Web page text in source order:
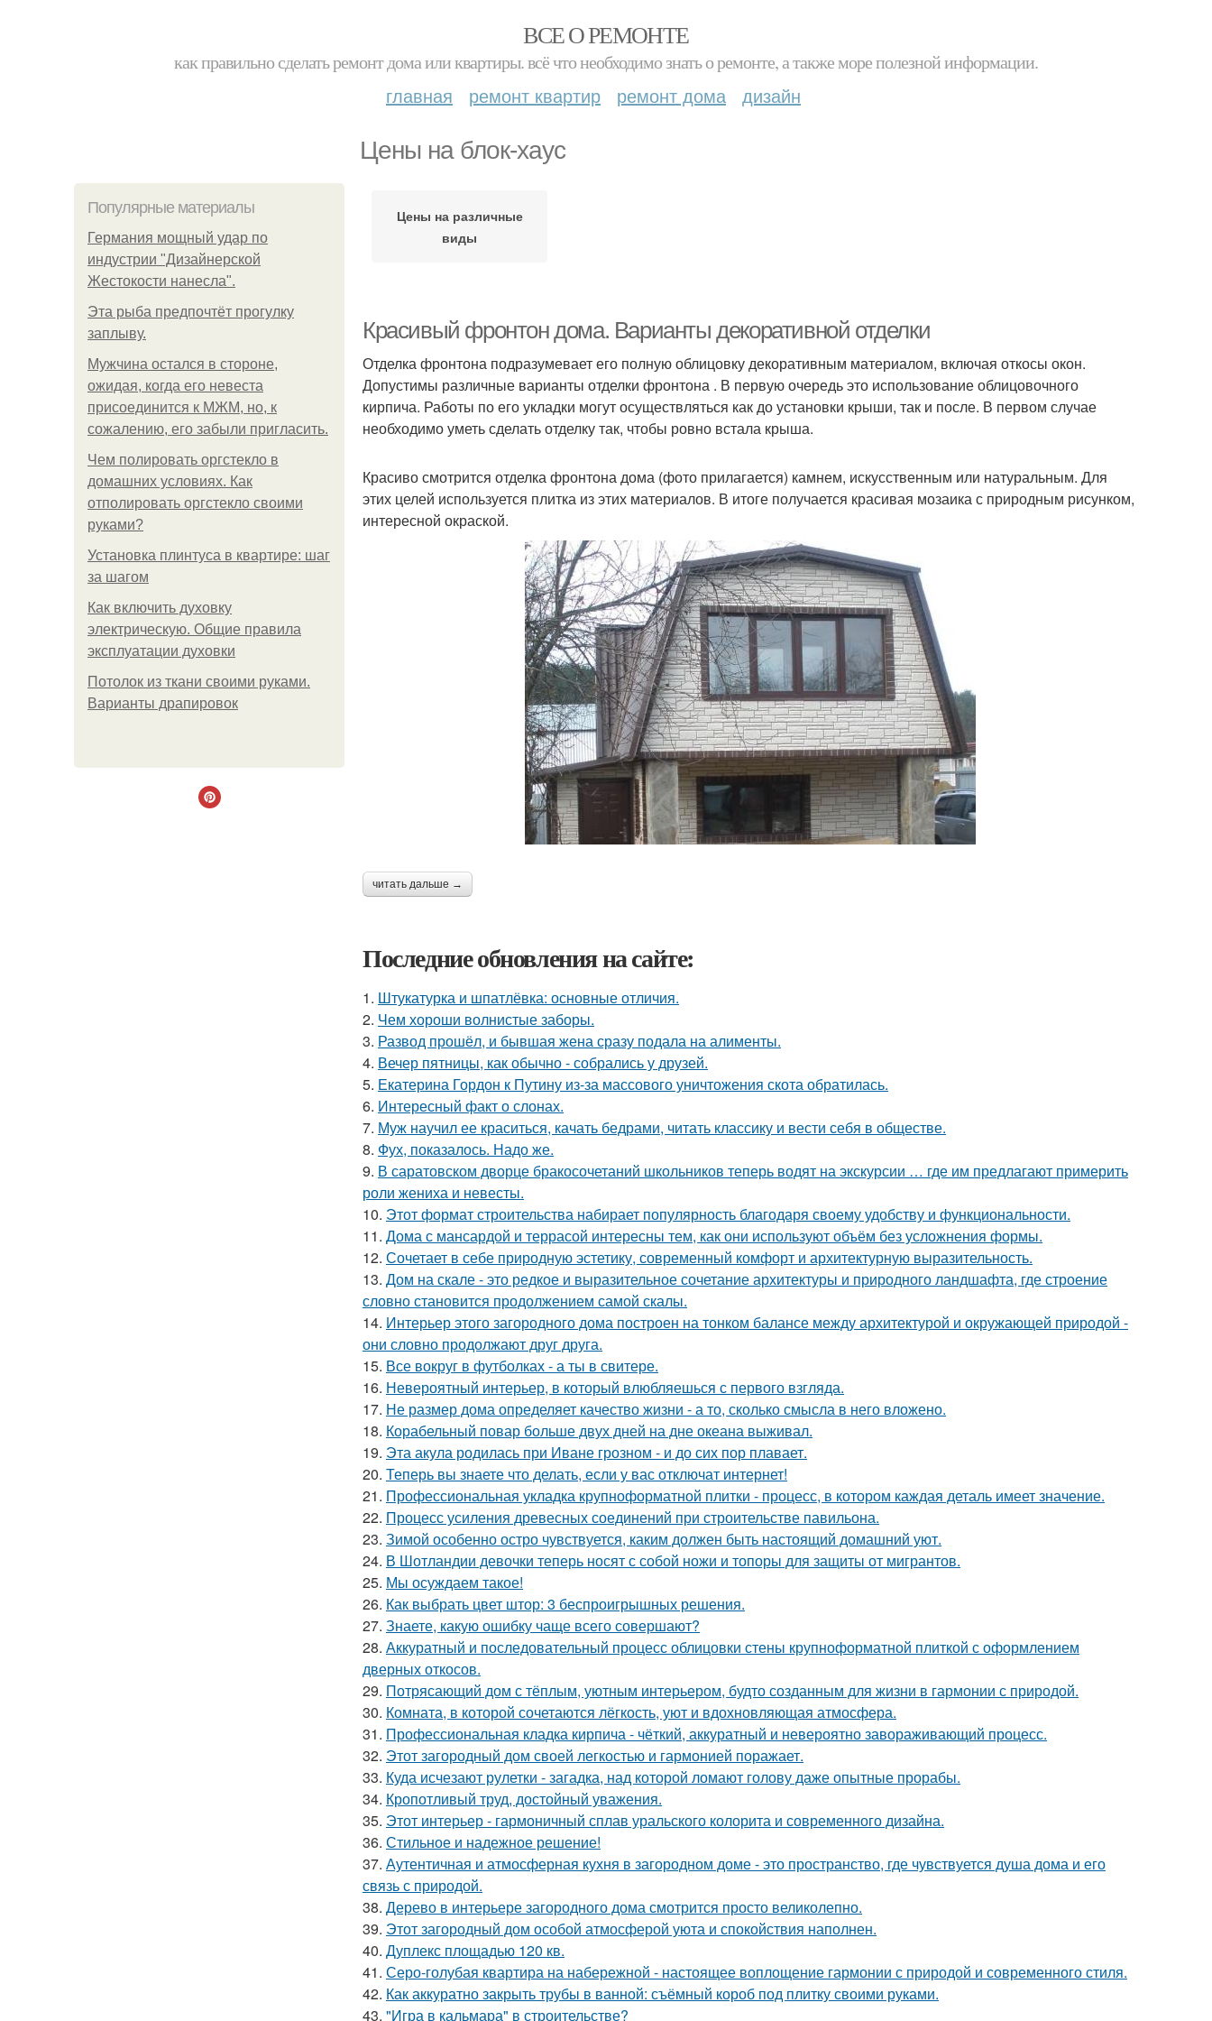
ВСЕ О РЕМОНТЕ
как правильно сделать ремонт дома или квартиры. всё что необходимо знать о ремонте, а также море полезной информации.
главная ремонт квартир ремонт дома дизайн
Цены на блок-хаус
Популярные материалы
Германия мощный удар по
индустрии "Дизайнерской
Жестокости нанесла".
Эта рыба предпочтёт прогулку
заплыву.
Мужчина остался в стороне,
ожидая, когда его невеста
присоединится к МЖМ, но, к
сожалению, его забыли пригласить.
Чем полировать оргстекло в
домашних условиях. Как
отполировать оргстекло своими
руками?
Установка плинтуса в квартире: шаг
за шагом
Как включить духовку
электрическую. Общие правила
эксплуатации духовки
Потолок из ткани своими руками.
Варианты драпировок
Цены на различные
виды
Красивый фронтон дома. Варианты декоративной отделки
Отделка фронтона подразумевает его полную облицовку декоративным материалом, включая откосы окон.
Допустимы различные варианты отделки фронтона . В первую очередь это использование облицовочного
кирпича. Работы по его укладки могут осуществляться как до установки крыши, так и после. В первом случае
необходимо уметь сделать отделку так, чтобы ровно встала крыша.
Красиво смотрится отделка фронтона дома (фото прилагается) камнем, искусственным или натуральным. Для
этих целей используется плитка из этих материалов. В итоге получается красивая мозаика с природным рисунком,
интересной окраской.
читать дальше →
Последние обновления на сайте:
1. Штукатурка и шпатлёвка: основные отличия.
2. Чем хороши волнистые заборы.
3. Развод прошёл, и бывшая жена сразу подала на алименты.
4. Вечер пятницы, как обычно - собрались у друзей.
5. Екатерина Гордон к Путину из-за массового уничтожения скота обратилась.
6. Интересный факт о слонах.
7. Муж научил ее краситься, качать бедрами, читать классику и вести себя в обществе.
8. Фух, показалось. Надо же.
9. В саратовском дворце бракосочетаний школьников теперь водят на экскурсии … где им предлагают примерить
роли жениха и невесты.
10. Этот формат строительства набирает популярность благодаря своему удобству и функциональности.
11. Дома с мансардой и террасой интересны тем, как они используют объём без усложнения формы.
12. Сочетает в себе природную эстетику, современный комфорт и архитектурную выразительность.
13. Дом на скале - это редкое и выразительное сочетание архитектуры и природного ландшафта, где строение
словно становится продолжением самой скалы.
14. Интерьер этого загородного дома построен на тонком балансе между архитектурой и окружающей природой -
они словно продолжают друг друга.
15. Все вокруг в футболках - а ты в свитере.
16. Невероятный интерьер, в который влюбляешься с первого взгляда.
17. Не размер дома определяет качество жизни - а то, сколько смысла в него вложено.
18. Корабельный повар больше двух дней на дне океана выживал.
19. Эта акула родилась при Иване грозном - и до сих пор плавает.
20. Теперь вы знаете что делать, если у вас отключат интернет!
21. Профессиональная укладка крупноформатной плитки - процесс, в котором каждая деталь имеет значение.
22. Процесс усиления древесных соединений при строительстве павильона.
23. Зимой особенно остро чувствуется, каким должен быть настоящий домашний уют.
24. В Шотландии девочки теперь носят с собой ножи и топоры для защиты от мигрантов.
25. Мы осуждаем такое!
26. Как выбрать цвет штор: 3 беспроигрышных решения.
27. Знаете, какую ошибку чаще всего совершают?
28. Аккуратный и последовательный процесс облицовки стены крупноформатной плиткой с оформлением
дверных откосов.
29. Потрясающий дом с тёплым, уютным интерьером, будто созданным для жизни в гармонии с природой.
30. Комната, в которой сочетаются лёгкость, уют и вдохновляющая атмосфера.
31. Профессиональная кладка кирпича - чёткий, аккуратный и невероятно завораживающий процесс.
32. Этот загородный дом своей легкостью и гармонией поражает.
33. Куда исчезают рулетки - загадка, над которой ломают голову даже опытные прорабы.
34. Кропотливый труд, достойный уважения.
35. Этот интерьер - гармоничный сплав уральского колорита и современного дизайна.
36. Стильное и надежное решение!
37. Аутентичная и атмосферная кухня в загородном доме - это пространство, где чувствуется душа дома и его
связь с природой.
38. Дерево в интерьере загородного дома смотрится просто великолепно.
39. Этот загородный дом особой атмосферой уюта и спокойствия наполнен.
40. Дуплекс площадью 120 кв.
41. Серо-голубая квартира на набережной - настоящее воплощение гармонии с природой и современного стиля.
42. Как аккуратно закрыть трубы в ванной: съёмный короб под плитку своими руками.
43. "Игра в кальмара" в строительстве?